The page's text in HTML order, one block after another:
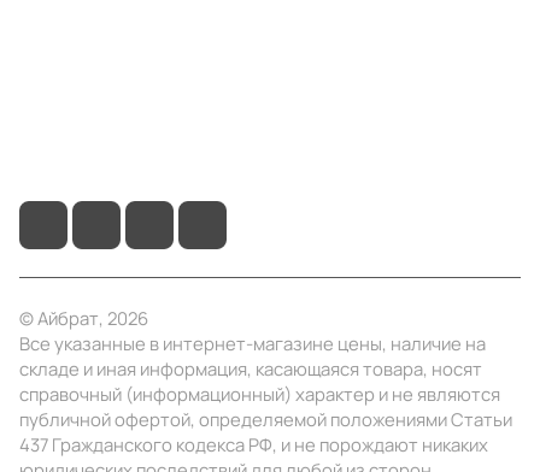
© Айбрат, 2026
Все указанные в интернет-магазине цены, наличие на
складе и иная информация, касающаяся товара, носят
справочный (информационный) характер и не являются
публичной офертой, определяемой положениями Статьи
437 Гражданского кодекса РФ, и не порождают никаких